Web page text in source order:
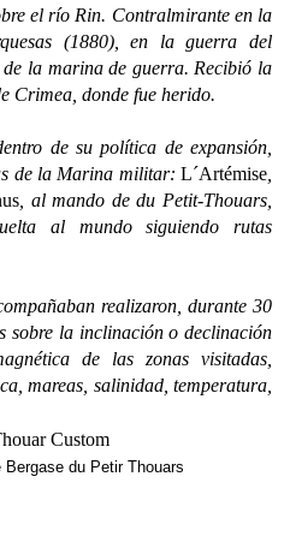
el río Rin. Contralmirante en la
(1880), en la guerra del
la marina de guerra. Recibió la
Crimea, donde fue herido.
de su política de expansión,
de la Marina militar: L´Artémise
, al mando de du Petit-Thouars,
al mundo siguiendo rutas
realizaron, durante 30
sobre la inclinación o declinación
de las zonas visitadas,
mareas, salinidad, temperatura,
du Petir Thouars